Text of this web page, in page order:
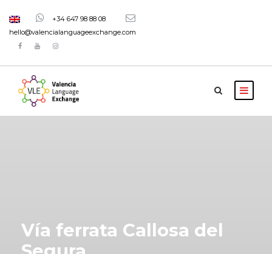
+34 647 98 88 08
hello@valencialanguageexchange.com
Vía ferrata Callosa del